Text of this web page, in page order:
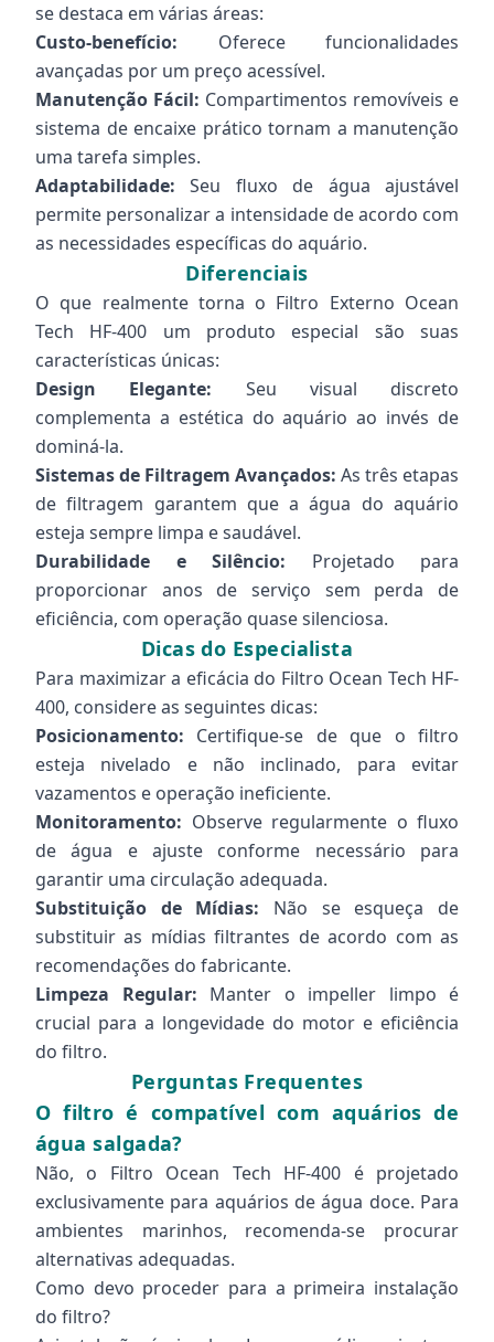
se destaca em várias áreas:
Custo-benefício: Oferece funcionalidades
avançadas por um preço acessível.
Manutenção Fácil: Compartimentos removíveis e
sistema de encaixe prático tornam a manutenção
uma tarefa simples.
Adaptabilidade: Seu fluxo de água ajustável
permite personalizar a intensidade de acordo com
as necessidades específicas do aquário.
Diferenciais
O que realmente torna o Filtro Externo Ocean
Tech HF-400 um produto especial são suas
características únicas:
Design Elegante: Seu visual discreto
complementa a estética do aquário ao invés de
dominá-la.
Sistemas de Filtragem Avançados: As três etapas
de filtragem garantem que a água do aquário
esteja sempre limpa e saudável.
Durabilidade e Silêncio: Projetado para
proporcionar anos de serviço sem perda de
eficiência, com operação quase silenciosa.
Dicas do Especialista
Para maximizar a eficácia do Filtro Ocean Tech HF-
400, considere as seguintes dicas:
Posicionamento: Certifique-se de que o filtro
esteja nivelado e não inclinado, para evitar
vazamentos e operação ineficiente.
Monitoramento: Observe regularmente o fluxo
de água e ajuste conforme necessário para
garantir uma circulação adequada.
Substituição de Mídias: Não se esqueça de
substituir as mídias filtrantes de acordo com as
recomendações do fabricante.
Limpeza Regular: Manter o impeller limpo é
crucial para a longevidade do motor e eficiência
do filtro.
Perguntas Frequentes
O filtro é compatível com aquários de
água salgada?
Não, o Filtro Ocean Tech HF-400 é projetado
exclusivamente para aquários de água doce. Para
ambientes marinhos, recomenda-se procurar
alternativas adequadas.
Como devo proceder para a primeira instalação
do filtro?